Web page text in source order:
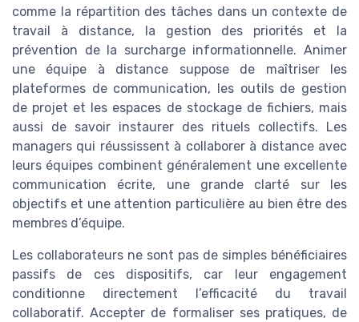
comme la répartition des tâches dans un contexte de
travail à distance, la gestion des priorités et la
prévention de la surcharge informationnelle. Animer
une équipe à distance suppose de maîtriser les
plateformes de communication, les outils de gestion
de projet et les espaces de stockage de fichiers, mais
aussi de savoir instaurer des rituels collectifs. Les
managers qui réussissent à collaborer à distance avec
leurs équipes combinent généralement une excellente
communication écrite, une grande clarté sur les
objectifs et une attention particulière au bien être des
membres d’équipe.
Les collaborateurs ne sont pas de simples bénéficiaires
passifs de ces dispositifs, car leur engagement
conditionne directement l’efficacité du travail
collaboratif. Accepter de formaliser ses pratiques, de